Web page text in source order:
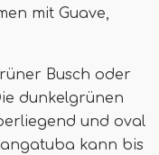
mit Guave,
Busch oder
dunkelgrünen
und oval
kann bis